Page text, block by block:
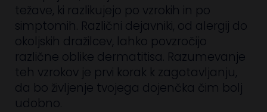
težave, ki razlikujejo po vzrokih in po
simptomih. Različni dejavniki, od alergij do
okoljskih dražilcev, lahko povzročijo
različne oblike dermatitisa. Razumevanje
teh vzrokov je prvi korak k zagotavljanju,
da bo življenje tvojega dojenčka čim bolj
udobno.